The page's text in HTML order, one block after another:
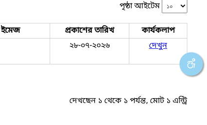
পৃষ্ঠা আইটেম
ইমেজ প্রকাশের তারিখ
কার্যকলাপ
২৮-০৭-২০২৬ দেখুন
দেখছেন ১ থেকে ১ পর্যন্ত, মোট ১ এন্ট্রি